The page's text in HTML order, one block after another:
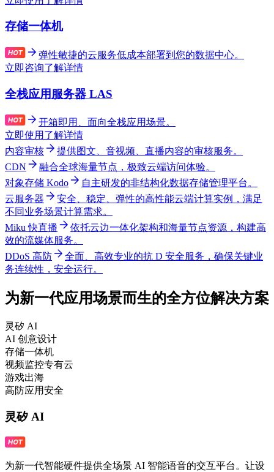
存储一体机
弹性敏捷的云服务低成本部署到您的数据中心。
立即咨询了解详情
全栈应用服务器 LAS
开箱即用、面向全栈应用场景。
立即使用 了解详情
内容审核
提供图文、音视频、直播内容的审核服务。
CDN
融合全球海量节点，极致云端访问体验。
对象存储 Kodo
自主研发的非结构化数据存储管理平台。
云服务器
安全、稳定、弹性的高性能云端计算实例，满足
不同业务场景计算需求。
Miku 快直播
依托云边一体化架构和海量节点资源，构建高
效的流媒体服务。
DDoS 高防
全面、高效专业的抗 D 安全服务，确保关键业
务连续性，安全运行。
为新一代应用场景而生的全方位解决方案
灵矽 AI
AI 创意设计
存储一体机
视频监控专有云
游戏出海
高防应用安全
灵矽 AI
为新一代智能硬件提供全场景 AI 智能语音的交互平台。让设